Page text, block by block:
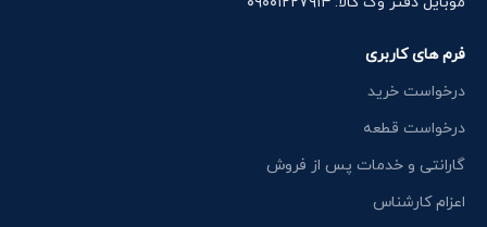
فرم های کاربری
درخواست خرید
درخواست قطعه
گارانتی و خدمات پس از فروش
اعزام کارشناس